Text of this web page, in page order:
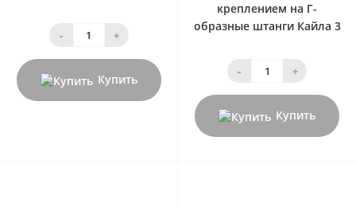
- +
Купить
креплением на Г-
образные штанги Кайла 3
- +
Купить